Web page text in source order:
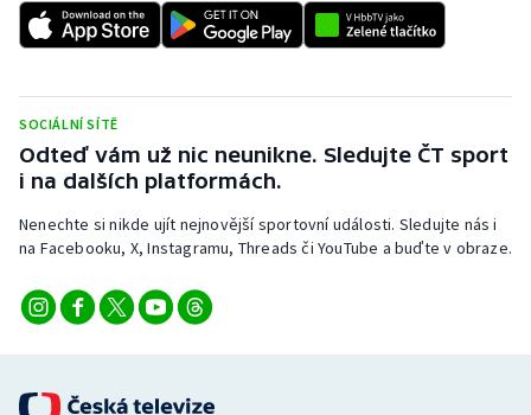
SOCIÁLNÍ SÍTĚ
Odteď vám už nic neunikne. Sledujte ČT sport
i na dalších platformách.
Nenechte si nikde ujít nejnovější sportovní události. Sledujte nás i
na Facebooku, X, Instagramu, Threads či YouTube a buďte v obraze.